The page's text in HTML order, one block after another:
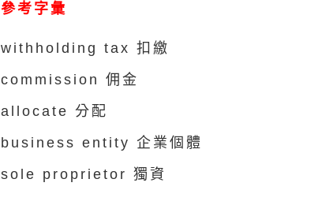
參考字彙
withholding tax 扣繳
commission 佣金
allocate 分配
business entity 企業個體
sole proprietor 獨資